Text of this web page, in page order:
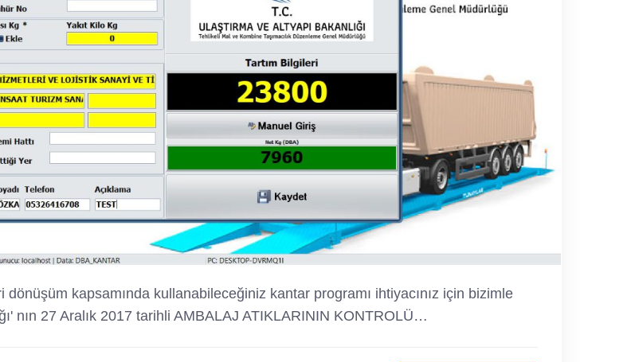
kapsamında kullanabileceğiniz kantar programı ihtiyacınız için bizimle
nın 27 Aralık 2017 tarihli AMBALAJ ATIKLARININ KONTROLÜ…